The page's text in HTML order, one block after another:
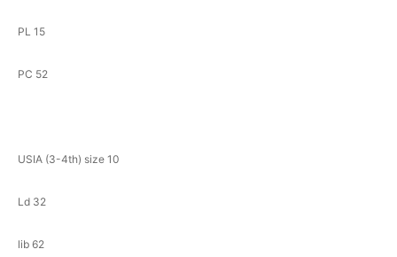
PL 15
PC 52
USIA (3-4th) size 10
Ld 32
lib 62